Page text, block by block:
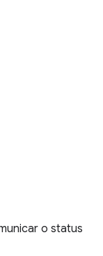
o status